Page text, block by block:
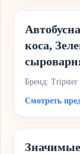
коса,
Бренд: Tripster
Смотреть